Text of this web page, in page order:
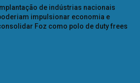
Implantação de indústrias nacionais
impulsionar economia e
Foz como polo de duty frees